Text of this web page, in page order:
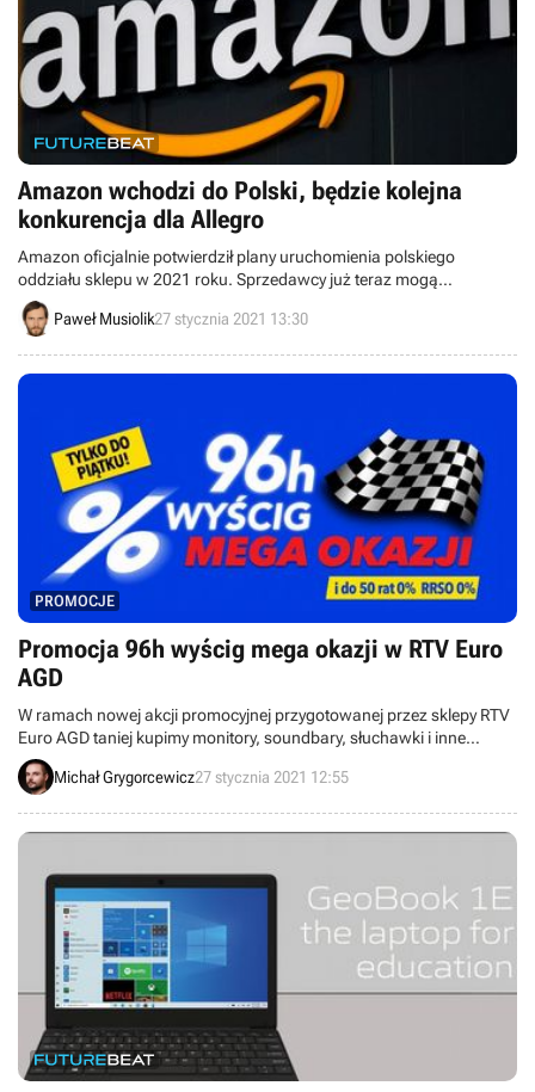
Amazon wchodzi do Polski, będzie kolejna
konkurencja dla Allegro
Amazon oficjalnie potwierdził plany uruchomienia polskiego
oddziału sklepu w 2021 roku. Sprzedawcy już teraz mogą
rejestrować się na platformie.
Paweł Musiolik27 stycznia 2021 13:30
PROMOCJE
Promocja 96h wyścig mega okazji w RTV Euro
AGD
W ramach nowej akcji promocyjnej przygotowanej przez sklepy RTV
Euro AGD taniej kupimy monitory, soundbary, słuchawki i inne
akcesoria komputerowe oraz sprzęt RTV.
Michał Grygorcewicz27 stycznia 2021 12:55